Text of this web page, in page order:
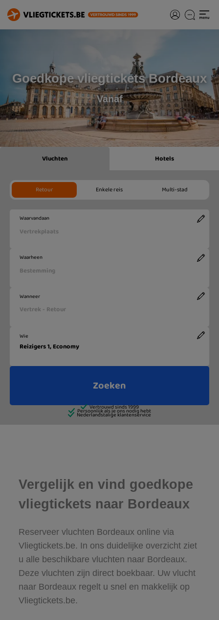
Goedkope vliegtickets Bordeaux
Vanaf
Vergelijk en vind goedkope
vliegtickets naar Bordeaux
Reserveer vluchten Bordeaux online via
Vliegtickets.be. In ons duidelijke overzicht ziet
u alle beschikbare vluchten naar Bordeaux.
Deze vluchten zijn direct boekbaar. Uw vlucht
naar Bordeaux regelt u snel en makkelijk op
Vliegtickets.be.